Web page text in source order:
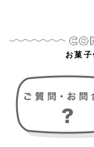
お菓